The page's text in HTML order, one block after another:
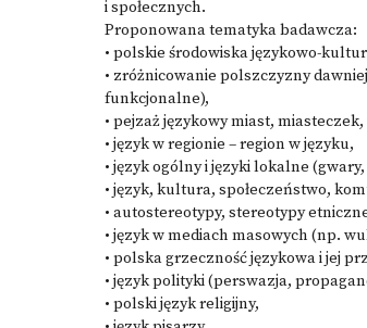
i społecznych.
Proponowana tematyka badawcza:
• polskie środowiska językowo-
• zróżnicowanie polszczyzny
funkcjonalne),
• pejzaż językowy miast,
• język w regionie – region w języku,
• język ogólny i języki lokalne
• język, kultura, społeczeństwo,
• autostereotypy, stereotypy
• język w mediach masowych (np.
• polska grzeczność językowa i jej
• język polityki (perswazja,
• polski język religijny,